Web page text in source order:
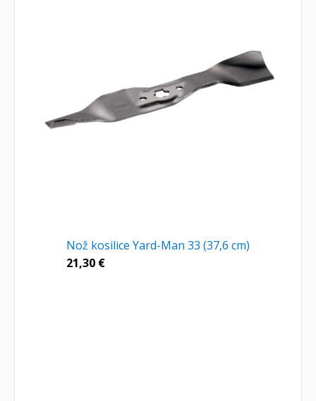
Nož kosilice Yard-Man 33 (37,6 cm)
21,30 €